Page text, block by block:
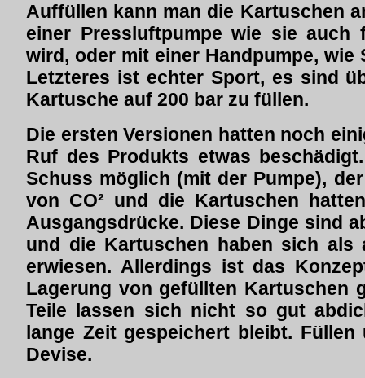
Auffüllen kann man die Kartuschen
einer Pressluftpumpe wie sie auch
wird, oder mit einer Handpumpe, wie
Letzteres ist echter Sport, es sind
Kartusche auf 200 bar zu füllen.
Die ersten Versionen hatten noch
Ruf des Produkts etwas
Schuss möglich (mit der Pumpe),
von CO² und die Kartuschen
Ausgangsdrücke. Diese Dinge sind
und die Kartuschen haben sich als
erwiesen. Allerdings ist das
Lagerung von gefüllten Kartuschen
Teile lassen sich nicht so gut
lange Zeit gespeichert bleibt.
Devise.